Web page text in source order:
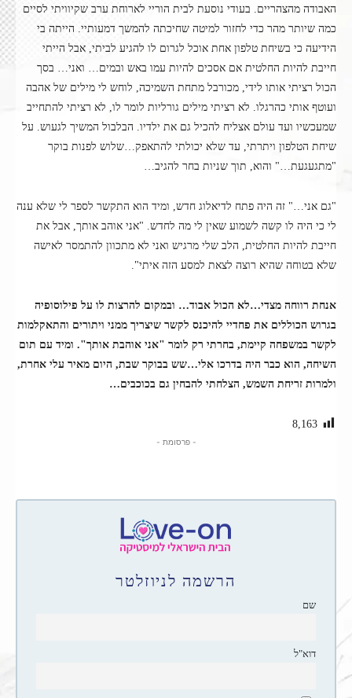
האבודה מהצהריים. בעודי נוסעת לבית הוריי לארוחת ערב שקיוויתי לסיים
כמה שיותר מהר כדי לחזור למיטה שחיכתה להמשך דמעותיי. הייתה בי
הידיעה כי בשיחת טלפון אחת אוכל לגרום לו להגיע לביתי, אבל הייתי
חייבת להיות החלטית אם אסכים להיות עמו באש ובמים… ואני… בסך
הכול רציתי אותו לידי, מכורבל מתחת השמיכה, לוחש לי מילים של אהבה
ועוטף אותי כהרגלו. לא רציתי מילים גורליות לומר לו, לא רציתי להתחייב
שמעכשיו ועד עולם אצליח להכיל גם את ילדיו. הבלבול המשיך לגעוש. על
שיחת הטלפון ויתרתי, עד שלא יכולתי להתאפק…שלוש לפנות בוקר
"מתגעגעת…" והוא, תוך שניות בחר להגיב…
"גם אני…" זה היה פתח לדיאלוג חדש, ומיד הוא התקשר לספר לי שלא ענה
לי כי היה לו קשה לשמוע שאין לי מה לחדש. "אני אוהב אותך, אבל את
חייבת להיות החלטית, הלב שלי מרגיש ואני לא מתכוון להתמסר לאישה
שלא בטוחה שהיא רוצה לצאת למסע הזה איתי".
אנחת רווחה מצדי…לא הכול אבוד… ובמקום להרצות לו על פילוסופיה
בגרוש הכוללים את פחדיי להיכנס לקשר שיצריך ממני ויתורים והתאקלמות
לקשר במשפחה קיימת, בחרתי רק לומר "אני אוהבת אותך". ומיד עם תום
השיחה, הוא כבר היה בדרכו אלי…שש בבוקר שבת, היום מאיר עלי אחרת,
ולמרות זריחת השמש, הצלחתי להבחין גם בכוכבים…
8,163
- פרסומת -
הרשמה לניוזלטר
שם
דוא"ל